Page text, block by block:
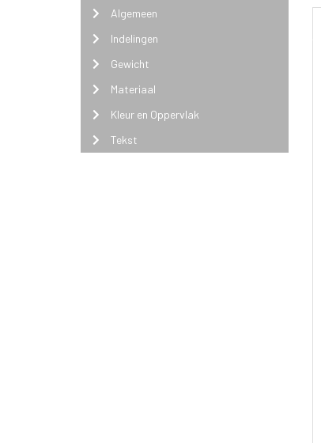
Algemeen
Indelingen
Gewicht
Materiaal
Kleur en Oppervlak
Tekst